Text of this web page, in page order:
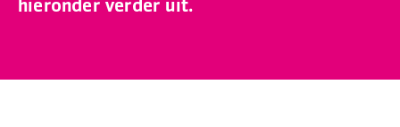
hieronder verder uit.